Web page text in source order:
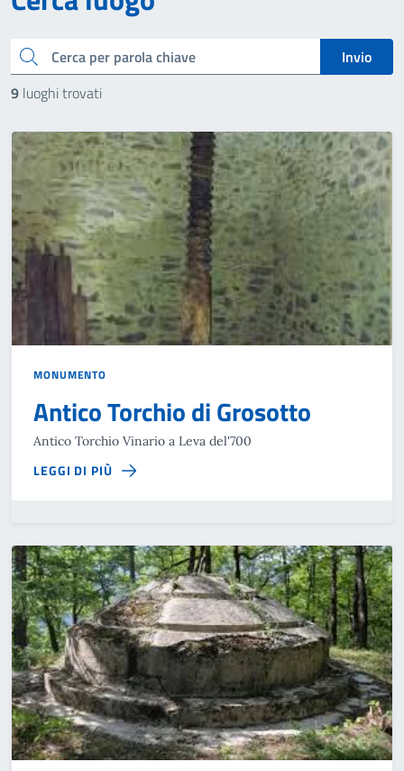
Cerca
Invio
9 luoghi trovati
MONUMENTO
Antico Torchio di Grosotto
Antico Torchio Vinario a Leva del'700
LEGGI DI PIÙ